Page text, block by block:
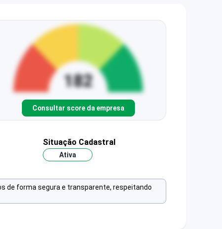
Consultar score da empresa
Situação Cadastral
Ativa
de forma segura e transparente, respeitando